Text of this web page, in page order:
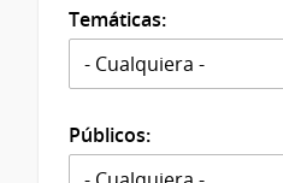
Temáticas:
Públicos: